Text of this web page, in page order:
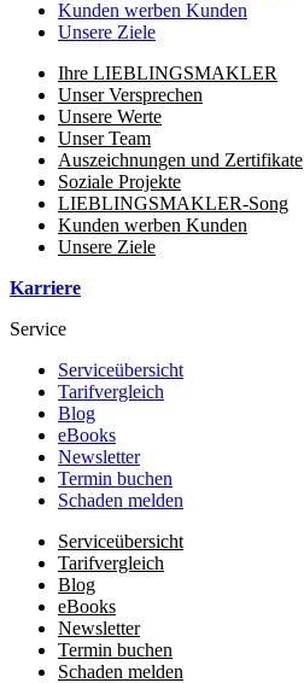
Kunden werben Kunden
Unsere Ziele
Ihre LIEBLINGSMAKLER
Unser Versprechen
Unsere Werte
Unser Team
Auszeichnungen und Zertifikate
Soziale Projekte
LIEBLINGSMAKLER-Song
Kunden werben Kunden
Unsere Ziele
Karriere
Service
Serviceübersicht
Tarifvergleich
Blog
eBooks
Newsletter
Termin buchen
Schaden melden
Serviceübersicht
Tarifvergleich
Blog
eBooks
Newsletter
Termin buchen
Schaden melden